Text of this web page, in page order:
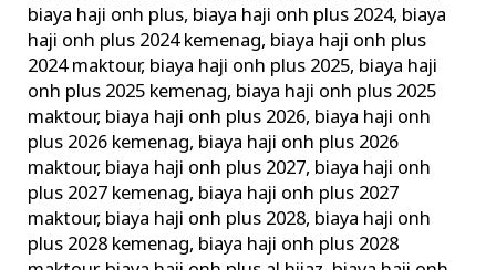
biaya haji onh plus, biaya haji onh plus 2024, biaya
haji onh plus 2024 kemenag, biaya haji onh plus
2024 maktour, biaya haji onh plus 2025, biaya haji
onh plus 2025 kemenag, biaya haji onh plus 2025
maktour, biaya haji onh plus 2026, biaya haji onh
plus 2026 kemenag, biaya haji onh plus 2026
maktour, biaya haji onh plus 2027, biaya haji onh
plus 2027 kemenag, biaya haji onh plus 2027
maktour, biaya haji onh plus 2028, biaya haji onh
plus 2028 kemenag, biaya haji onh plus 2028